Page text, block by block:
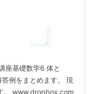
座基礎数学6 体と
例をまとめます。 現
。 www.dropbox.com